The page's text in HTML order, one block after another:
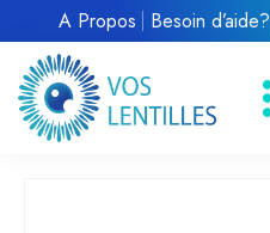
À Propos Besoin d’aide?